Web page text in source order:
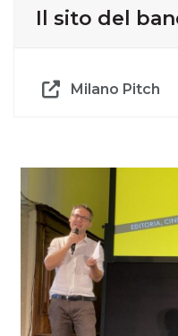
Il sito del
Milano Pitch